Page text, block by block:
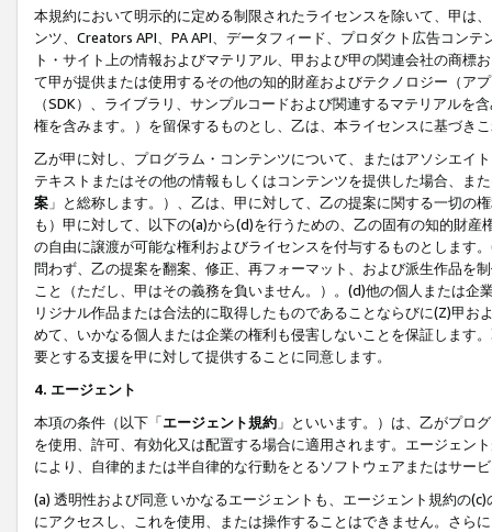
本規約において明示的に定める制限されたライセンスを除いて、甲は
ンツ、Creators API、PA API、データフィード、プロダクト広告コン
ト・サイト上の情報およびマテリアル、甲および甲の関連会社の商
て甲が提供または使用するその他の知的財産およびテクノロジー（ア
（SDK）、ライブラリ、サンプルコードおよび関連するマテリアル
権を含みます。）を留保するものとし、乙は、本ライセンスに基づき
乙が甲に対し、プログラム・コンテンツについて、またはアソシエイ
テキストまたはその他の情報もしくはコンテンツを提供した場合、ま
案 」と総称します。）、乙は、甲に対して、乙の提案に関する一切
も）甲に対して、以下の(a)から(d)を行うための、乙の固有の知的財
の自由に譲渡が可能な権利およびライセンスを付与するものとします
問わず、乙の提案を翻案、修正、再フォーマット、および派生作品を
こと（ただし、甲はその義務を負いません。）。(d)他の個人または
リジナル作品または合法的に取得したものであることならびに(Z)甲
めて、いかなる個人または企業の権利も侵害しないことを保証します
要とする支援を甲に対して提供することに同意します。
4. エージェント
本項の条件（以下「エージェント規約 」といいます。）は、乙がプロ
を使用、許可、有効化又は配置する場合に適用されます。エージェン
により、自律的または半自律的な行動をとるソフトウェアまたはサー
(a) 透明性および同意 いかなるエージェントも、エージェント規約の
にアクセスし、これを使用、または操作することはできません。さら